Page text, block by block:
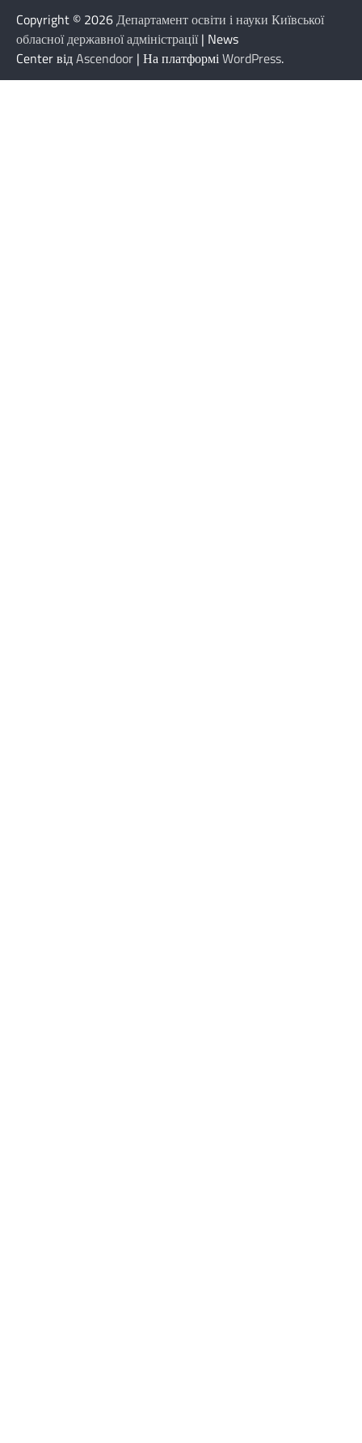
Copyright © 2026Департамент освіти і науки Київської
обласної державної адміністрації| News
Center відAscendoor | На платформіWordPress.